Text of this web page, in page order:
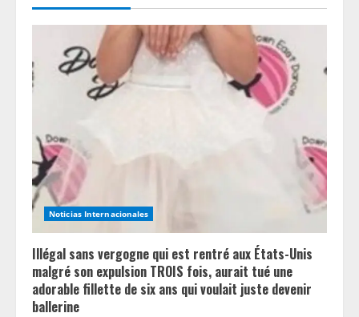
e
e
d
i
n
g
Noticias Internacionales
Illégal sans vergogne qui est rentré aux États-Unis
malgré son expulsion TROIS fois, aurait tué une
adorable fillette de six ans qui voulait juste devenir
ballerine